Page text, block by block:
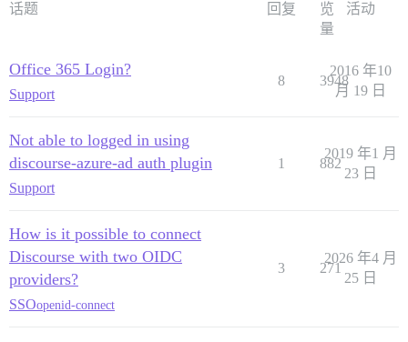
话题 回复
览
量
活动
Office 365 Login?
Support
8 3948
2016 年10
月 19 日
Not able to logged in using
discourse-azure-ad auth plugin
Support
1 882
2019 年1 月
23 日
How is it possible to connect
Discourse with two OIDC
providers?
SSOopenid-connect
3 271
2026 年4 月
25 日